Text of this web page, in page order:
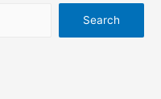
Search